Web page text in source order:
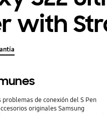
with
de conexión del S Pen
originales Samsung